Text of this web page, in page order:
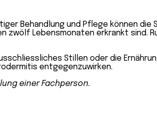
Behandlung und Pflege können die
Lebensmonaten erkrankt sind.
Stillen oder die
entgegenzuwirken.
einer Fachperson.